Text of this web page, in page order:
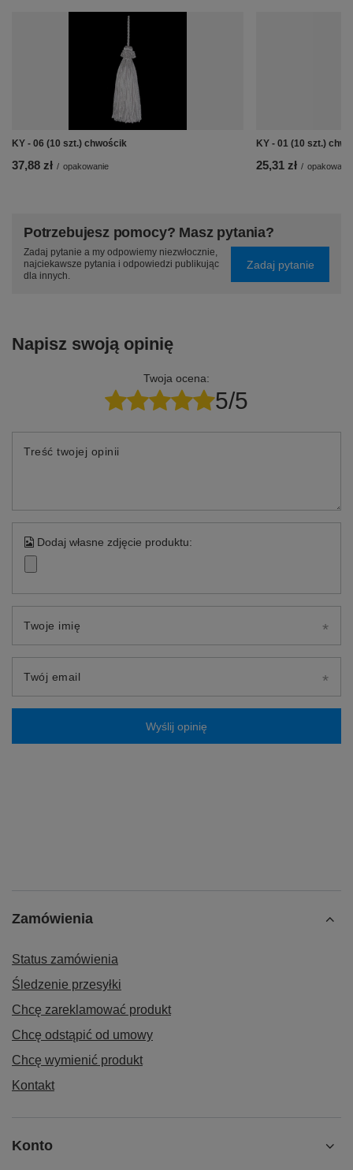
KY - 06 (10 szt.) chwościk
37,88 zł / opakowanie
KY - 01 (10 szt.)
25,31 zł / opakowanie
Potrzebujesz pomocy? Masz pytania?
Zadaj pytanie a my odpowiemy niezwłocznie,
najciekawsze pytania i odpowiedzi publikując
dla innych.
Zadaj pytanie
Napisz swoją opinię
Twoja ocena:
5/5
Treść twojej opinii
Dodaj własne zdjęcie produktu:
Twoje imię
Twój email
Wyślij opinię
Zamówienia
Status zamówienia
Śledzenie przesyłki
Chcę zareklamować produkt
Chcę odstąpić od umowy
Chcę wymienić produkt
Kontakt
Konto